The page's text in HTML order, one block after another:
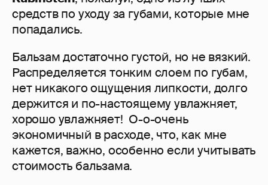
средств по уходу за губами, которые мне
попадались.
Бальзам достаточно густой, но не вязкий.
Распределяется тонким слоем по губам,
нет никакого ощущения липкости, долго
держится и по-настоящему увлажняет,
хорошо увлажняет! О-о-очень
экономичный в расходе, что, как мне
кажется, важно, особенно если учитывать
стоимость бальзама.